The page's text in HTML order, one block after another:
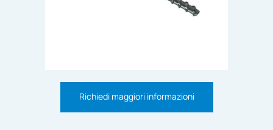
Richiedi maggiori informazioni